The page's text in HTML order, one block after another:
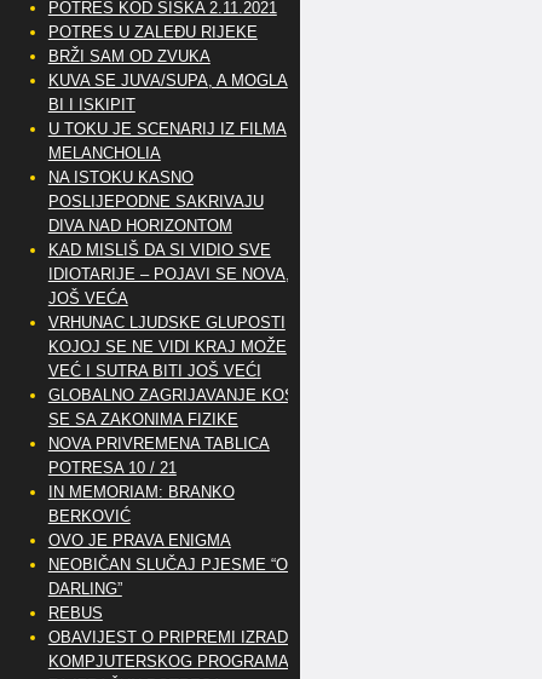
POTRES KOD SISKA 2.11.2021
POTRES U ZALEĐU RIJEKE
BRŽI SAM OD ZVUKA
KUVA SE JUVA/SUPA, A MOGLA
BI I ISKIPIT
U TOKU JE SCENARIJ IZ FILMA
MELANCHOLIA
NA ISTOKU KASNO
POSLIJEPODNE SAKRIVAJU
DIVA NAD HORIZONTOM
KAD MISLIŠ DA SI VIDIO SVE
IDIOTARIJE – POJAVI SE NOVA,..
JOŠ VEĆA
VRHUNAC LJUDSKE GLUPOSTI
KOJOJ SE NE VIDI KRAJ MOŽE
VEĆ I SUTRA BITI JOŠ VEĆI
GLOBALNO ZAGRIJAVANJE KOSI
SE SA ZAKONIMA FIZIKE
NOVA PRIVREMENA TABLICA
POTRESA 10 / 21
IN MEMORIAM: BRANKO
BERKOVIĆ
OVO JE PRAVA ENIGMA
NEOBIČAN SLUČAJ PJESME “OH
DARLING”
REBUS
OBAVIJEST O PRIPREMI IZRADE
KOMPJUTERSKOG PROGRAMA